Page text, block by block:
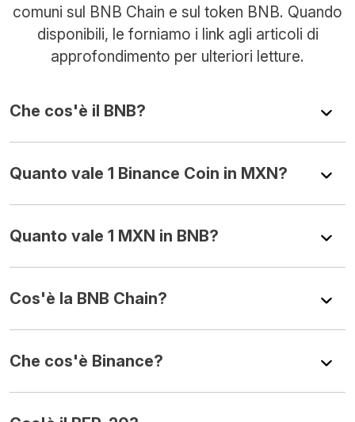
comuni sul BNB Chain e sul token BNB. Quando
disponibili, le forniamo i link agli articoli di
approfondimento per ulteriori letture.
Che cos'è il BNB?
Quanto vale 1 Binance Coin in MXN?
Quanto vale 1 MXN in BNB?
Cos'è la BNB Chain?
Che cos'è Binance?